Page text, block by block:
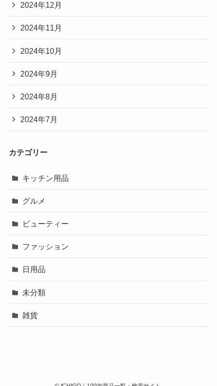
2024年12月
2024年11月
2024年10月
2024年9月
2024年8月
2024年7月
カテゴリー
キッチン用品
グルメ
ビューティー
ファッション
日用品
未分類
雑貨